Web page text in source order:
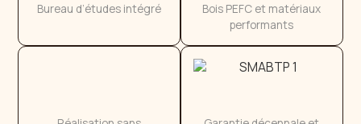
Bureau d’études intégré
Bois PEFC et matériaux
performants